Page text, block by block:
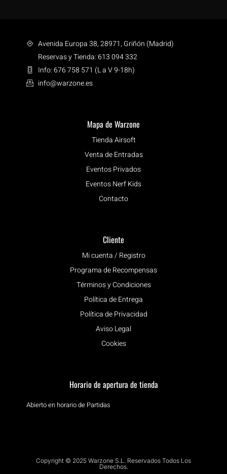
Avenida Europa 38, 28971, Griñón (Madrid)
Reservas y Tienda: 613 094 332
Info: 676 758 571 (L a V 9-18h)
info@warzone.es
Mapa de Warzone
Tienda Airsoft
Venta de Entradas
Eventos Privados
Eventos Nerf Kids
Contacto
Cliente
Mi cuenta / Registro
Programa de Recompensas
Términos y Condiciones
Política de Entrega
Política de Privacidad
Aviso Legal
Cookies
Horario de apertura de tienda
Abierto en horario de Partidas
Copyright © 2025 Warzone S.L. Reservados Todos Los
Derechos.